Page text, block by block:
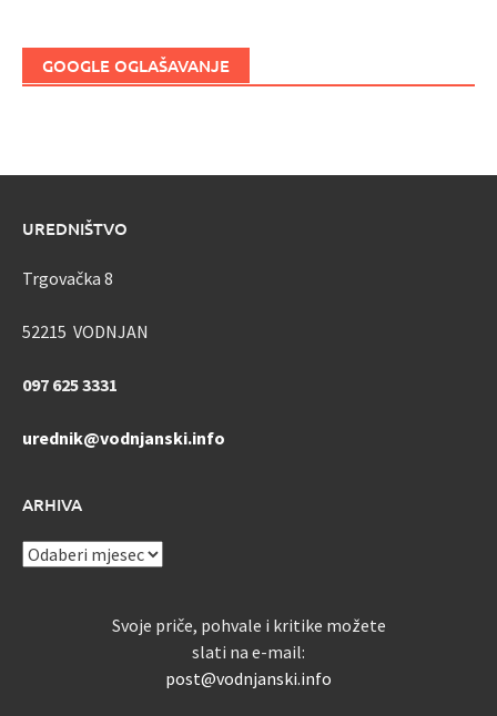
GOOGLE OGLAŠAVANJE
UREDNIŠTVO
Trgovačka 8
52215 VODNJAN
097 625 3331
urednik@vodnjanski.info
ARHIVA
ARHIVA
Svoje priče, pohvale i kritike možete
slati na e-mail:
post@vodnjanski.info